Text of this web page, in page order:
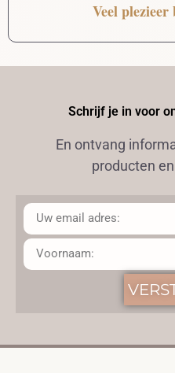
Veel
Schrijf je in voor
En ontvang
producten